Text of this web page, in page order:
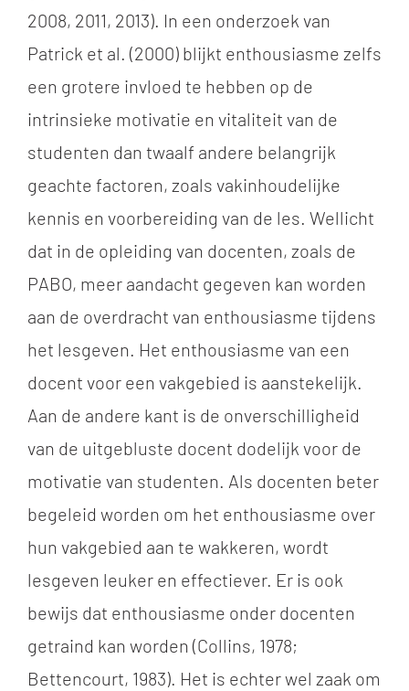
2008, 2011, 2013). In een onderzoek van
Patrick et al. (2000) blijkt enthousiasme zelfs
een grotere invloed te hebben op de
intrinsieke motivatie en vitaliteit van de
studenten dan twaalf andere belangrijk
geachte factoren, zoals vakinhoudelijke
kennis en voorbereiding van de les. Wellicht
dat in de opleiding van docenten, zoals de
PABO, meer aandacht gegeven kan worden
aan de overdracht van enthousiasme tijdens
het lesgeven. Het enthousiasme van een
docent voor een vakgebied is aanstekelijk.
Aan de andere kant is de onverschilligheid
van de uitgebluste docent dodelijk voor de
motivatie van studenten. Als docenten beter
begeleid worden om het enthousiasme over
hun vakgebied aan te wakkeren, wordt
lesgeven leuker en effectiever. Er is ook
bewijs dat enthousiasme onder docenten
getraind kan worden (Collins, 1978;
Bettencourt, 1983). Het is echter wel zaak om